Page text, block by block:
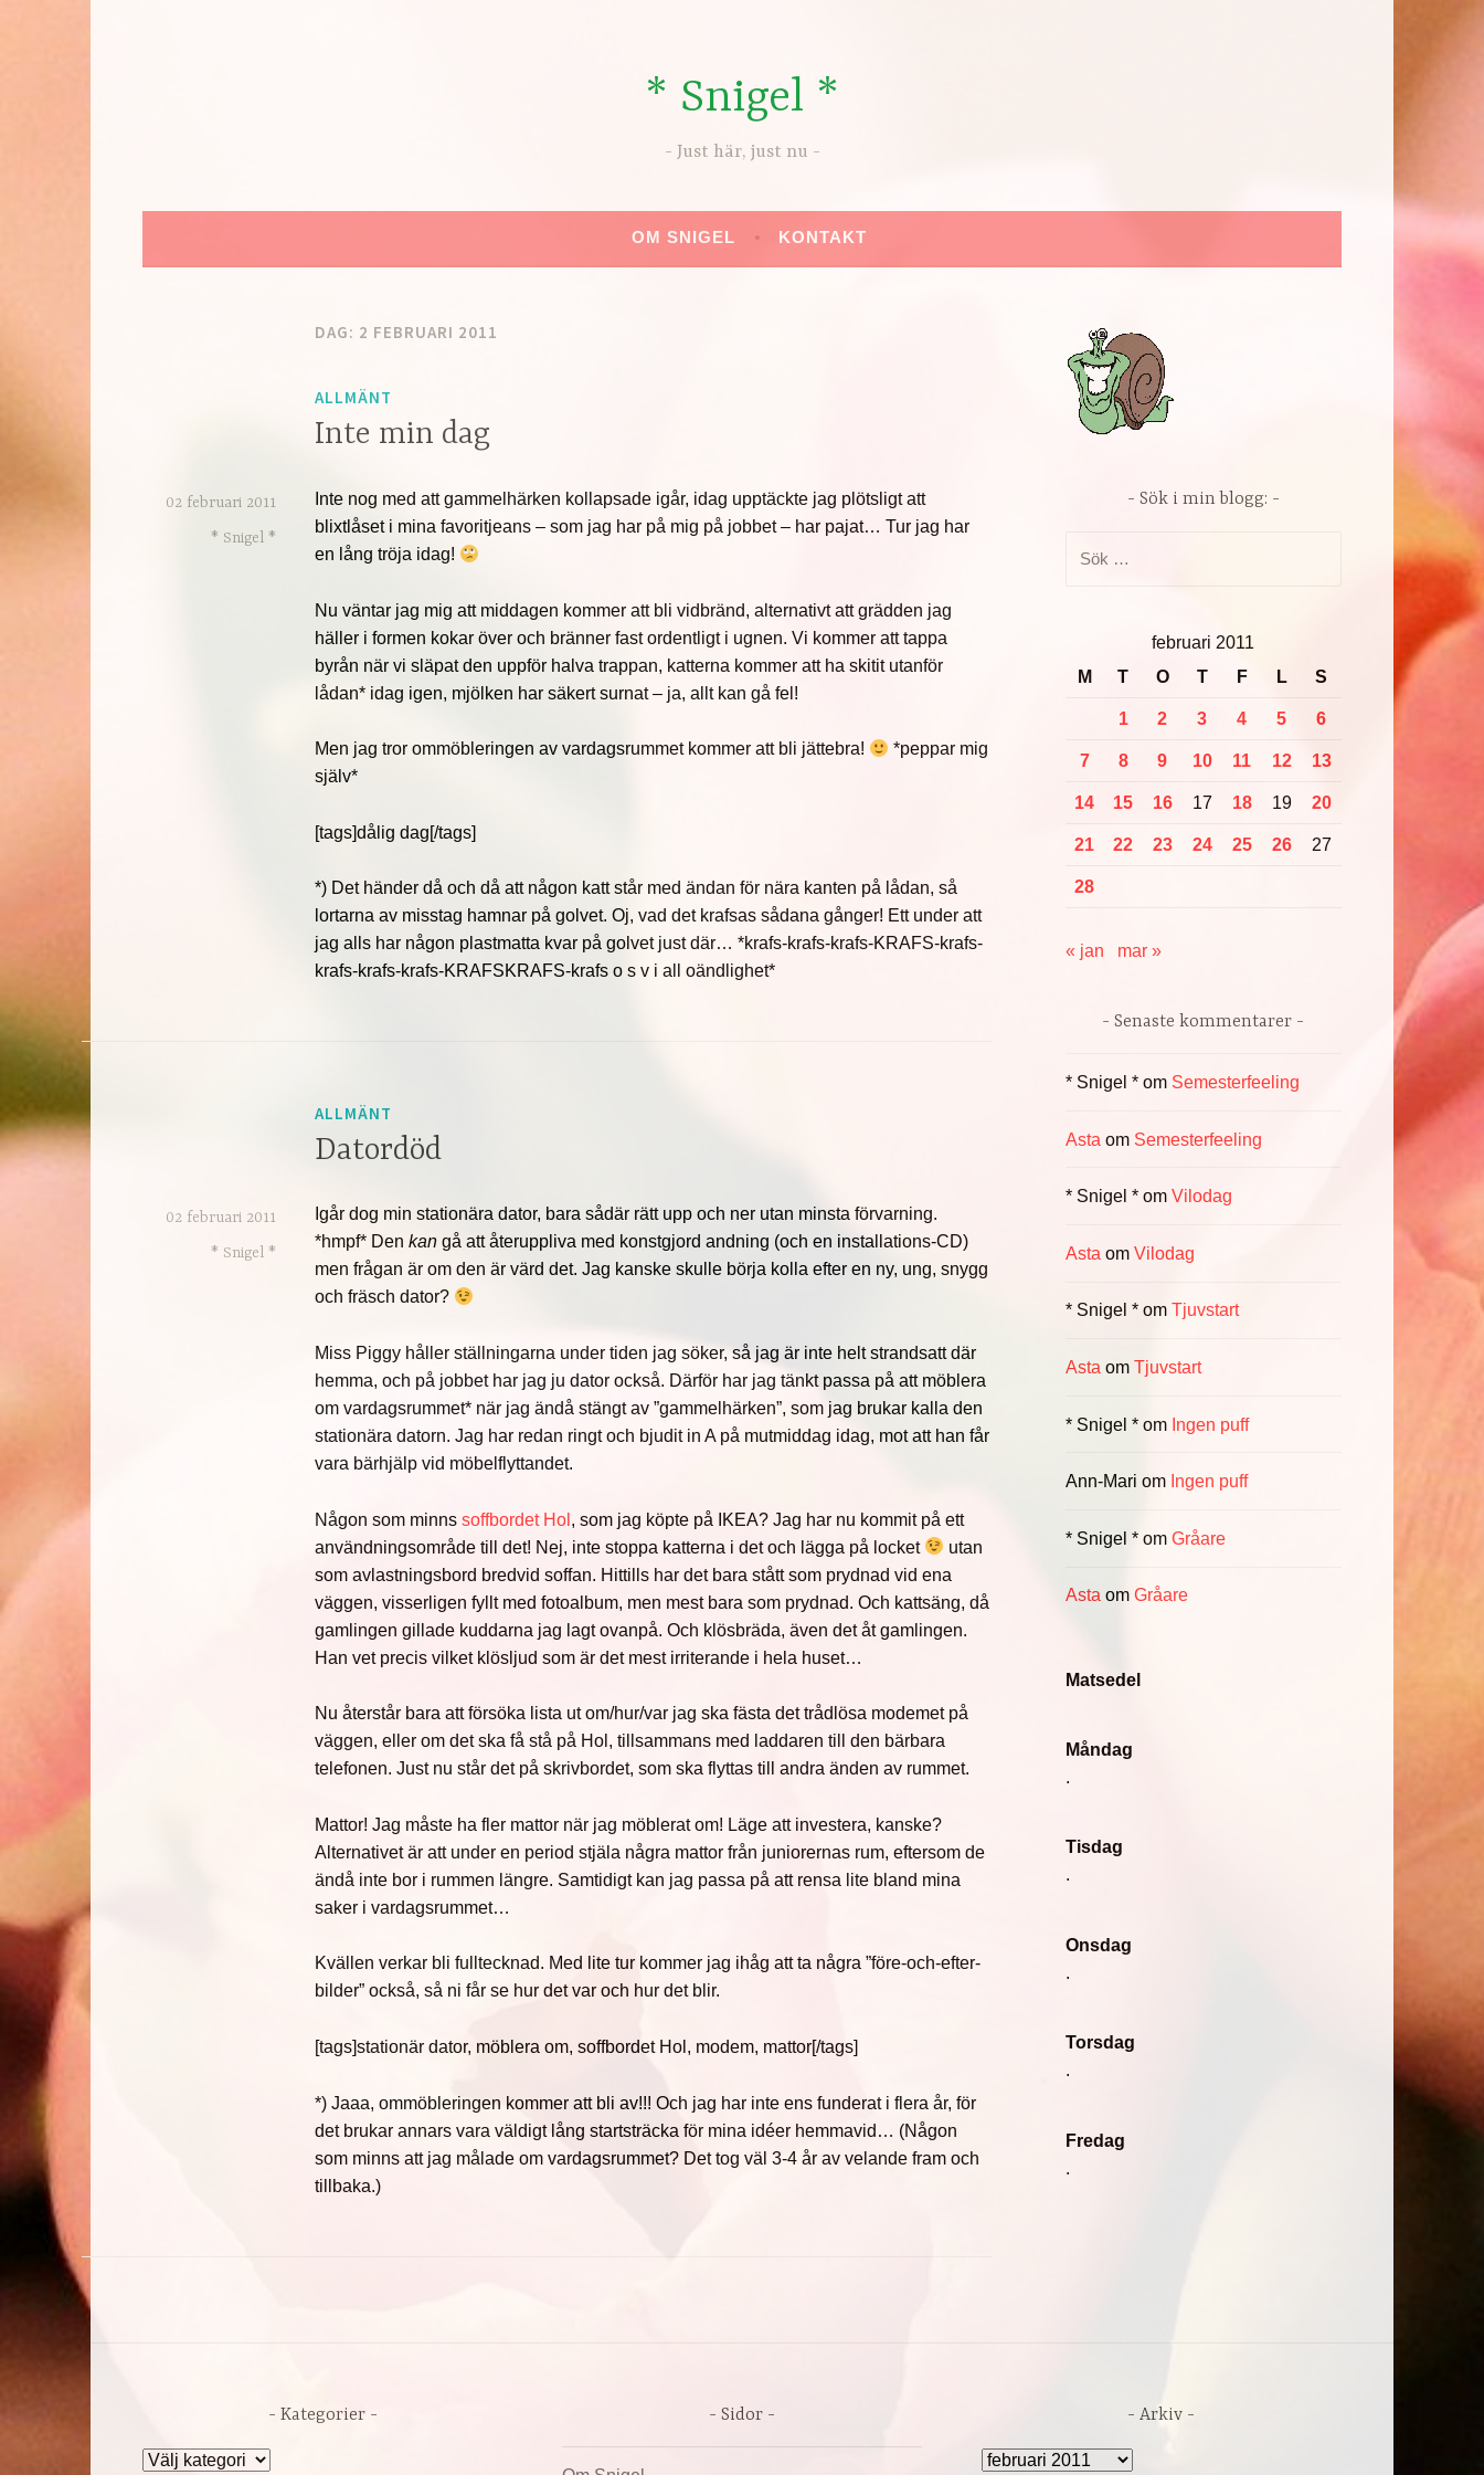
* Snigel *
Just här, just nu
OM SNIGEL KONTAKT
DAG: 2 FEBRUARI 2011
ALLMÄNT
Inte min dag
02 februari 2011
* Snigel *
Inte nog med att gammelhärken kollapsade igår, idag upptäckte jag plötsligt att
blixtlåset i mina favoritjeans – som jag har på mig på jobbet – har pajat… Tur jag har
en lång tröja idag!
Nu väntar jag mig att middagen kommer att bli vidbränd, alternativt att grädden jag
häller i formen kokar över och bränner fast ordentligt i ugnen. Vi kommer att tappa
byrån när vi släpat den uppför halva trappan, katterna kommer att ha skitit utanför
lådan* idag igen, mjölken har säkert surnat – ja, allt kan gå fel!
Men jag tror ommöbleringen av vardagsrummet kommer att bli jättebra!
*peppar mig
själv*
[tags]dålig dag[/tags]
*) Det händer då och då att någon katt står med ändan för nära kanten på lådan, så
lortarna av misstag hamnar på golvet. Oj, vad det krafsas sådana gånger! Ett under att
jag alls har någon plastmatta kvar på golvet just där… *krafs-krafs-krafs-KRAFS-krafs-
krafs-krafs-krafs-KRAFSKRAFS-krafs o s v i all oändlighet*
ALLMÄNT
Datordöd
02 februari 2011
* Snigel *
Igår dog min stationära dator, bara sådär rätt upp och ner utan minsta förvarning.
*hmpf* Denkan gå att återuppliva med konstgjord andning (och en installations-CD)
men frågan är om den är värd det. Jag kanske skulle börja kolla efter en ny, ung, snygg
och fräsch dator?
Miss Piggy håller ställningarna under tiden jag söker, så jag är inte helt strandsatt där
hemma, och på jobbet har jag ju dator också. Därför har jag tänkt passa på att möblera
om vardagsrummet* när jag ändå stängt av ”gammelhärken”, som jag brukar kalla den
stationära datorn. Jag har redan ringt och bjudit in A på mutmiddag idag, mot att han får
vara bärhjälp vid möbelflyttandet.
Någon som minnssoffbordet Hol , som jag köpte på IKEA? Jag har nu kommit på ett
användningsområde till det! Nej, inte stoppa katterna i det och lägga på locket
utan
som avlastningsbord bredvid soffan. Hittills har det bara stått som prydnad vid ena
väggen, visserligen fyllt med fotoalbum, men mest bara som prydnad. Och kattsäng, då
gamlingen gillade kuddarna jag lagt ovanpå. Och klösbräda, även det åt gamlingen.
Han vet precis vilket klösljud som är det mest irriterande i hela huset…
Nu återstår bara att försöka lista ut om/hur/var jag ska fästa det trådlösa modemet på
väggen, eller om det ska få stå på Hol, tillsammans med laddaren till den bärbara
telefonen. Just nu står det på skrivbordet, som ska flyttas till andra änden av rummet.
Mattor! Jag måste ha fler mattor när jag möblerat om! Läge att investera, kanske?
Alternativet är att under en period stjäla några mattor från juniorernas rum, eftersom de
ändå inte bor i rummen längre. Samtidigt kan jag passa på att rensa lite bland mina
saker i vardagsrummet…
Kvällen verkar bli fulltecknad. Med lite tur kommer jag ihåg att ta några ”före-och-efter-
bilder” också, så ni får se hur det var och hur det blir.
[tags]stationär dator, möblera om, soffbordet Hol, modem, mattor[/tags]
*) Jaaa, ommöbleringen kommer att bli av!!! Och jag har inte ens funderat i flera år, för
det brukar annars vara väldigt lång startsträcka för mina idéer hemmavid… (Någon
som minns att jag målade om vardagsrummet? Det tog väl 3-4 år av velande fram och
tillbaka.)
Sök i min blogg:
februari 2011
M
T O T F L S
1 2 3 4 5 6
7 8 9 10 11 12 13
14 15 16 17 18 19 20
21 22 23 24 25 26 27
28
« jan mar »
Senaste kommentarer
* Snigel *om Semesterfeeling
Asta om Semesterfeeling
* Snigel *om Vilodag
Asta om Vilodag
* Snigel *om Tjuvstart
Asta om Tjuvstart
* Snigel *om Ingen puff
Ann-Mari om Ingen puff
* Snigel *om Gråare
Astaom Gråare
Matsedel
Måndag
.
Tisdag
.
Onsdag
.
Torsdag
.
Fredag
.
Kategorier
Kategorier
Sidor Arkiv
Arkiv